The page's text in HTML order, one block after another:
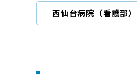
西仙台病院（看護部）